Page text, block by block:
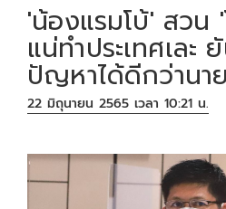
'น้องแรมโบ้' สวน
แน่ทำประเทศเล
ปัญหาได้ดีกว่านา
22 มิถุนายน 2565 เวลา 10:21 น.